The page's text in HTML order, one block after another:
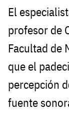
El
profesor de
Facultad de
que el
percepción
fuente